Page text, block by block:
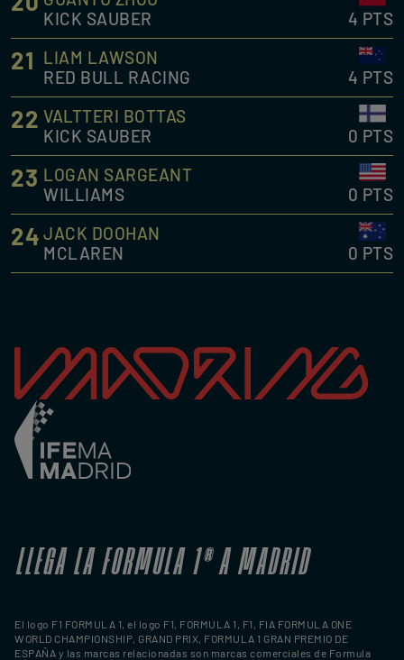
KICK SAUBER
4 PTS
21 LIAM LAWSON
RED BULL RACING
4 PTS
22 VALTTERI BOTTAS
KICK SAUBER
0 PTS
23 LOGAN SARGEANT
WILLIAMS
0 PTS
24 JACK DOOHAN
MCLAREN
0 PTS
LLEGA LA FORMULA 1®A MADRID
El logo F1 FORMULA 1, el logo F1, FORMULA 1, F1, FIA FORMULA ONE
WORLD CHAMPIONSHIP, GRAND PRIX, FORMULA 1 GRAN PREMIO DE
ESPAÑA y las marcas relacionadas son marcas comerciales de Formula